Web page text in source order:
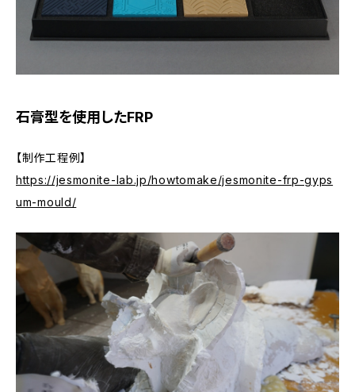
石膏型を使用したFRP
【制作工程例】
https://jesmonite-lab.jp/howtomake/jesmonite-frp-gyps
um-mould/